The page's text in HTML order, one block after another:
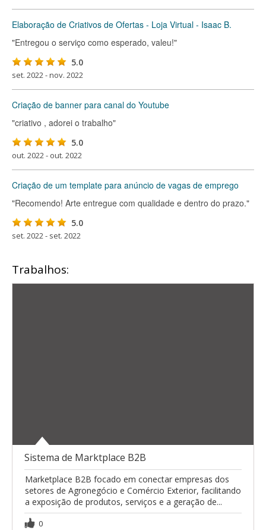
Elaboração de Criativos de Ofertas - Loja Virtual - Isaac B.
"Entregou o serviço como esperado, valeu!"
5.0
set. 2022 - nov. 2022
Criação de banner para canal do Youtube
"criativo , adorei o trabalho"
5.0
out. 2022 - out. 2022
Criação de um template para anúncio de vagas de emprego
"Recomendo! Arte entregue com qualidade e dentro do prazo."
5.0
set. 2022 - set. 2022
Trabalhos:
Sistema de Marktplace B2B
Marketplace B2B focado em conectar empresas dos
setores de Agronegócio e Comércio Exterior, facilitando
a exposição de produtos, serviços e a geração de...
0